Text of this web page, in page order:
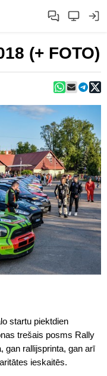
(+ FOTO)
startu piektdien
trešais posms Rally
gan rallijsprinta, gan arī
ieskaitēs.